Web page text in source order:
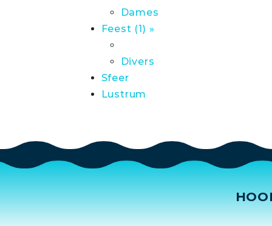
Dames
Feest (1) »
Divers
Sfeer
Lustrum